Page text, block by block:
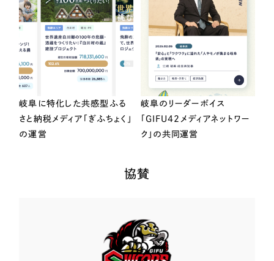
岐阜に特化した共感型ふる
さと納税メディア「ぎふちょく」
の運営
岐阜のリーダーボイス
「GIFU42メディアネットワー
ク」の共同運営
協賛